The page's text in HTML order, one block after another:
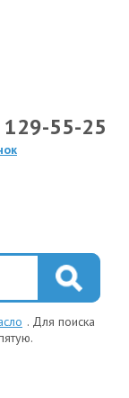
55-25
. Для поиска